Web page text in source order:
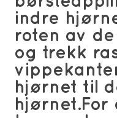
indre
roten av
og trekk
hjørnet til
hjørnet.For